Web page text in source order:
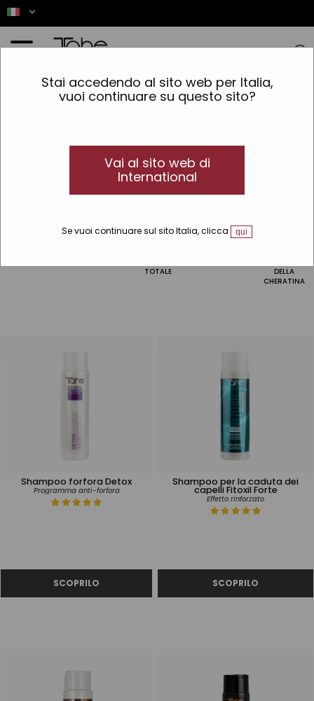
Stai accedendo al sito web per Italia,
vuoi continuare su questo sito?
Vai al sito web di
International
Se vuoi continuare sul sito Italia, clicca qui
Capelli »Trattamenti speciali
trattamento dei capelli
Scopri i migliori prodotti per il trattamento dei capelli:
maschere, shampoo, oli essenziali...
Raffina la ricerca
TOTALE
DELLA
CHERATINA
Shampoo forfora Detox
Programma anti-forfora
Shampoo per la caduta dei
capelli Fitoxil Forte
Effetto rinforzato